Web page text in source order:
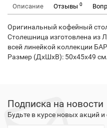
Описание Отзывы 0
Оригинальный кофейный
Столешница изготовлена из
всей линейкой коллекции
Размер (ДхШхВ): 50х45х49 см.
Подписка на новости
Будьте в курсе новых акций